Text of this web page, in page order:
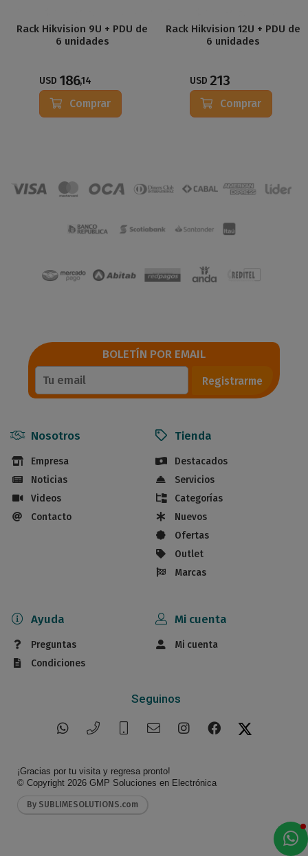
Rack Hikvision 9U + PDU de
6 unidades
USD 186,14
Comprar
Rack Hikvision 12U + PDU de
6 unidades
USD 213
Comprar
BOLETÍN POR EMAIL
Registrarme
Nosotros
Empresa
Noticias
Videos
Contacto
Tienda
Destacados
Servicios
Categorías
Nuevos
Ofertas
Outlet
Marcas
Ayuda
Preguntas
Condiciones
Mi cuenta
Mi cuenta
Seguinos
¡Gracias por tu visita y regresa pronto!
© Copyright 2026 GMP Soluciones en Electrónica
By SUBLIMESOLUTIONS.com